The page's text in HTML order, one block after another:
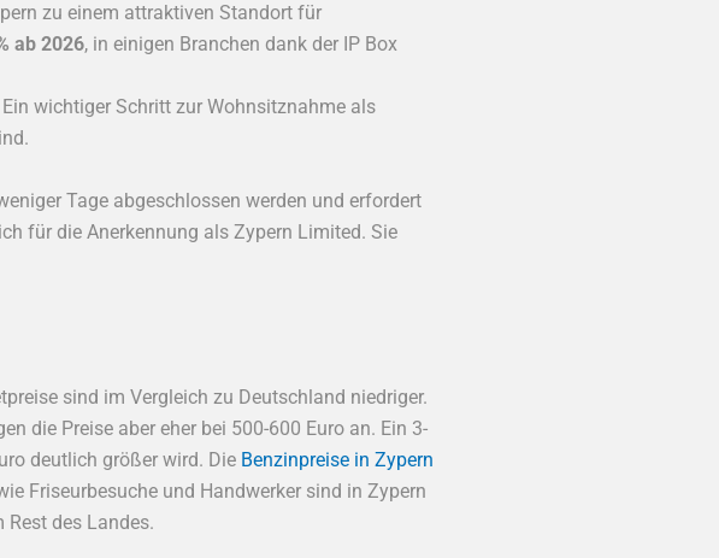
zu einem attraktiven Standort für
ab 2026, in einigen Branchen dank der IP Box
wichtiger Schritt zur Wohnsitznahme als
Tage abgeschlossen werden und erfordert
für die Anerkennung als Zypern Limited. Sie
sind im Vergleich zu Deutschland niedriger.
die Preise aber eher bei 500-600 Euro an. Ein 3-
deutlich größer wird. Die Benzinpreise in Zypern
Friseurbesuche und Handwerker sind in Zypern
des Landes.